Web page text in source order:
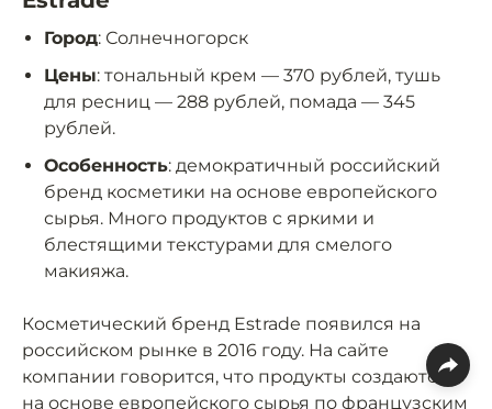
Город: Солнечногорск
Цены: тональный крем — 370 рублей, тушь
для ресниц — 288 рублей, помада — 345
рублей.
Особенность: демократичный российский
бренд косметики на основе европейского
сырья. Много продуктов с яркими и
блестящими текстурами для смелого
макияжа.
Косметический бренд Estrade появился на
российском рынке в 2016 году. На сайте
компании говорится, что продукты создаются
на основе европейского сырья по французским